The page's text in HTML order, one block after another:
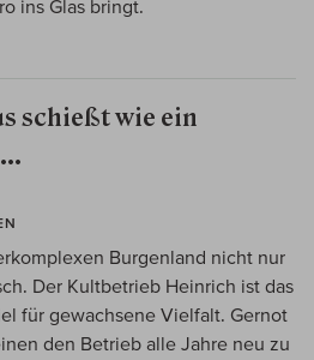
ins Glas bringt.
schießt wie ein
Burgenland nicht nur
Der Kultbetrieb Heinrich ist das
für gewachsene Vielfalt. Gernot
den Betrieb alle Jahre neu zu